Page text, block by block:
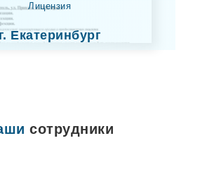
Лицензия
г. Екатеринбург
сотрудники